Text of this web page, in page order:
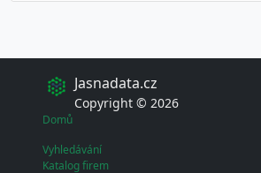
Jasnadata.cz
Copyright © 2026
Domů
Vyhledávání
Katalog firem